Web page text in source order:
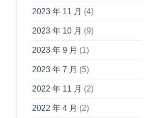
2023 年 11 月 (4)
2023 年 10 月 (9)
2023 年 9 月 (1)
2023 年 7 月 (5)
2022 年 11 月 (2)
2022 年 4 月 (2)